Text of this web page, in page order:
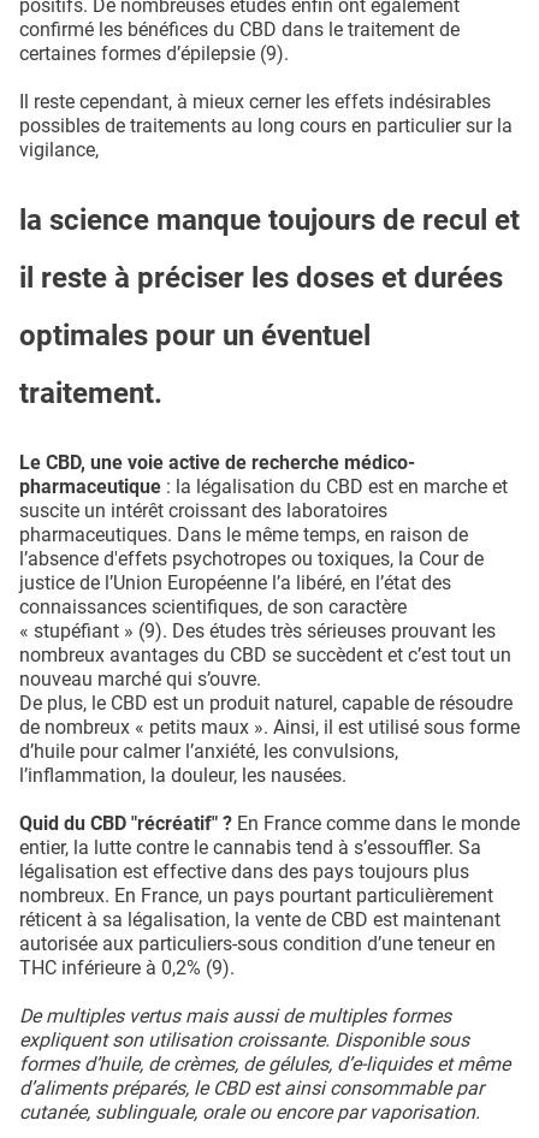
positifs. De nombreuses études enfin ont également
confirmé les bénéfices du CBD dans le traitement de
certaines formes d’épilepsie (9).
Il reste cependant, à mieux cerner les effets indésirables
possibles de traitements au long cours en particulier sur la
vigilance,
la science manque toujours de recul et
il reste à préciser les doses et durées
optimales pour un éventuel
traitement.
Le CBD, une voie active de recherche médico-
pharmaceutique : la légalisation du CBD est en marche et
suscite un intérêt croissant des laboratoires
pharmaceutiques. Dans le même temps, en raison de
l’absence d'effets psychotropes ou toxiques, la Cour de
justice de l’Union Européenne l’a libéré, en l’état des
connaissances scientifiques, de son caractère
« stupéfiant » (9). Des études très sérieuses prouvant les
nombreux avantages du CBD se succèdent et c’est tout un
nouveau marché qui s’ouvre.
De plus, le CBD est un produit naturel, capable de résoudre
de nombreux « petits maux ». Ainsi, il est utilisé sous forme
d’huile pour calmer l’anxiété, les convulsions,
l’inflammation, la douleur, les nausées.
Quid du CBD "récréatif" ? En France comme dans le monde
entier, la lutte contre le cannabis tend à s’essouffler. Sa
légalisation est effective dans des pays toujours plus
nombreux. En France, un pays pourtant particulièrement
réticent à sa légalisation, la vente de CBD est maintenant
autorisée aux particuliers-sous condition d’une teneur en
THC inférieure à 0,2% (9).
De multiples vertus mais aussi de multiples formes
expliquent son utilisation croissante. Disponible sous
formes d’huile, de crèmes, de gélules, d’e-liquides et même
d’aliments préparés, le CBD est ainsi consommable par
cutanée, sublinguale, orale ou encore par vaporisation.